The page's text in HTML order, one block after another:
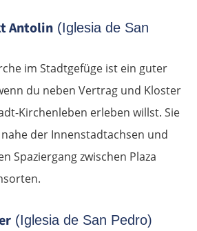
Antolin (Iglesia de San
im Stadtgefüge ist ein guter
du neben Vertrag und Kloster
Kirchenleben erleben willst. Sie
der Innenstadtachsen und
Spaziergang zwischen Plaza
(Iglesia de San Pedro)